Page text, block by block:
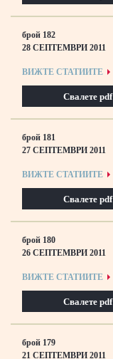
брой 182
28 СЕПТЕМВРИ 2011
ВИЖТЕ СТАТИИТЕ
Свалете pdf
брой 181
27 СЕПТЕМВРИ 2011
ВИЖТЕ СТАТИИТЕ
Свалете pdf
брой 180
26 СЕПТЕМВРИ 2011
ВИЖТЕ СТАТИИТЕ
Свалете pdf
брой 179
21 СЕПТЕМВРИ 2011